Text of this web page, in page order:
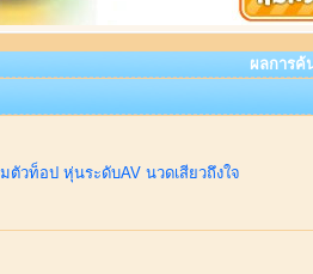
ผลการค้
ตัวท็อป หุ่นระดับAV นวดเสียวถึงใจ